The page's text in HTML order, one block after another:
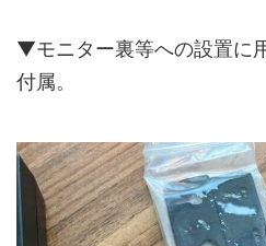
▼モニター裏等への設置に
付属。